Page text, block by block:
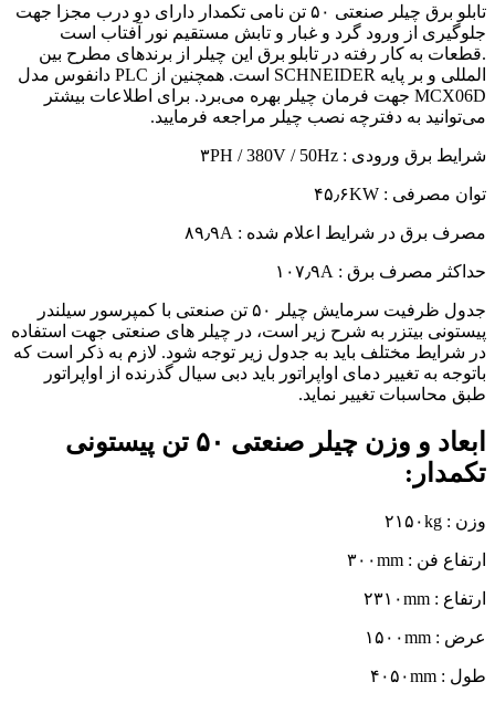
تابلو برق چیلر صنعتی ۵۰ تن نامی تکمدار دارای دو درب مجزا جهت
جلوگیری از ورود گرد و غبار و تابش مستقیم نور آفتاب است
.قطعات به کار رفته در تابلو برق این چیلر از برندهای مطرح بین
المللی و بر پایه SCHNEIDER است. همچنین از PLC دانفوس مدل
MCX06D جهت فرمان چیلر بهره می‌برد. برای اطلاعات بیشتر
می‌توانید به دفترچه نصب چیلر مراجعه فرمایید.
شرایط برق ورودی : ۳PH / 380V / 50Hz
توان مصرفی : ۴۵٫۶KW
مصرف برق در شرایط اعلام شده : ۸۹٫۹A
حداکثر مصرف برق : ۱۰۷٫۹A
جدول ظرفیت سرمایش چیلر ۵۰ تن صنعتی با کمپرسور سیلندر‌
پیستونی بیتزر به شرح زیر است، در چیلر های صنعتی جهت استفاده
در شرایط مختلف باید به جدول زیر توجه شود. لازم به ذکر است که
باتوجه به تغییر دمای اواپراتور باید دبی سیال گذرنده از اواپراتور
طبق محاسبات تغییر نماید.
ابعاد و وزن چیلر صنعتی ۵۰ تن پیستونی
تکمدار:
وزن : ۲۱۵۰kg
ارتفاع فن : ۳۰۰mm
ارتفاع : ۲۳۱۰mm
عرض : ۱۵۰۰mm
طول : ۴۰۵۰mm